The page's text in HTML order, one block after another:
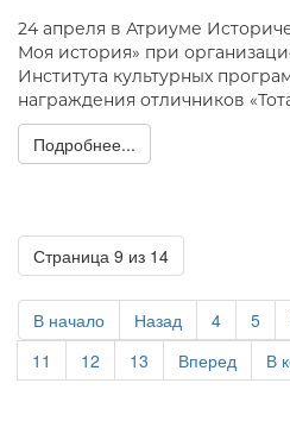
24 апреля в Атриуме
Моя история» при
Института культурных
награждения отличников
Подробнее...
Страница 9 из 14
В начало Назад 4 5
11
12 13 Вперед В